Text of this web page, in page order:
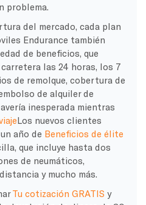
problema.
del mercado, cada plan
Endurance también
de beneficios, que
las 24 horas, los 7
de remolque, cobertura de
de alquiler de
inesperada mientras
Los nuevos clientes
año de Beneficios de élite
que incluye hasta dos
de neumáticos,
y mucho más.
Tu cotización GRATIS y